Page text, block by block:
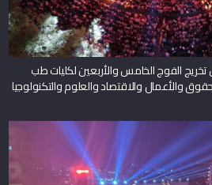
الفوج الخامس والأربعين لكليات طب
والأعمال والاقتصاد والعلوم والتكنولوجيا